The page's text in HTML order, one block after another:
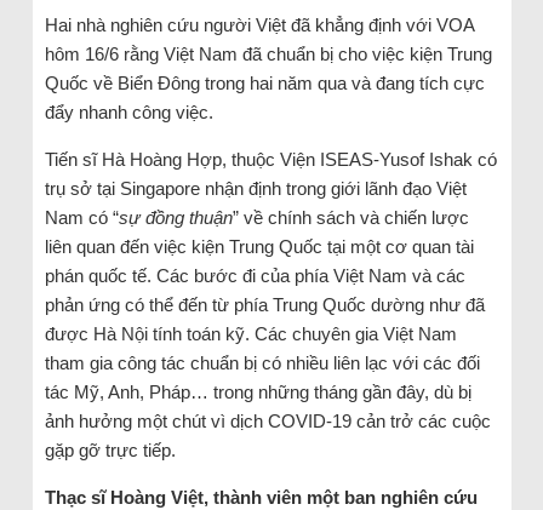
Hai nhà nghiên cứu người Việt đã khẳng định với VOA
hôm 16/6 rằng Việt Nam đã chuẩn bị cho việc kiện Trung
Quốc về Biển Đông trong hai năm qua và đang tích cực
đẩy nhanh công việc.
Tiến sĩ Hà Hoàng Hợp, thuộc Viện ISEAS-Yusof Ishak có
trụ sở tại Singapore nhận định trong giới lãnh đạo Việt
Nam có “sự đồng thuận” về chính sách và chiến lược
liên quan đến việc kiện Trung Quốc tại một cơ quan tài
phán quốc tế. Các bước đi của phía Việt Nam và các
phản ứng có thể đến từ phía Trung Quốc dường như đã
được Hà Nội tính toán kỹ. Các chuyên gia Việt Nam
tham gia công tác chuẩn bị có nhiều liên lạc với các đối
tác Mỹ, Anh, Pháp… trong những tháng gần đây, dù bị
ảnh hưởng một chút vì dịch COVID-19 cản trở các cuộc
gặp gỡ trực tiếp.
Thạc sĩ Hoàng Việt, thành viên một ban nghiên cứu